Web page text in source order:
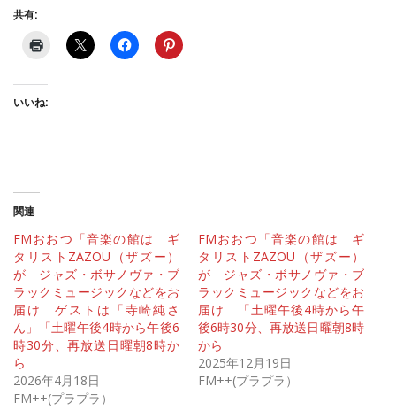
共有:
いいね:
関連
FMおおつ「音楽の館は ギ
タリストZAZOU（ザズー）
が ジャズ・ボサノヴァ・ブ
ラックミュージックなどをお
届け ゲストは「寺崎純さ
ん」「土曜午後4時から午後6
時30分、再放送日曜朝8時か
ら
2026年4月18日
FM++(プラプラ）
FMおおつ「音楽の館は ギ
タリストZAZOU（ザズー）
が ジャズ・ボサノヴァ・ブ
ラックミュージックなどをお
届け 「土曜午後4時から午
後6時30分、再放送日曜朝8時
から
2025年12月19日
FM++(プラプラ）